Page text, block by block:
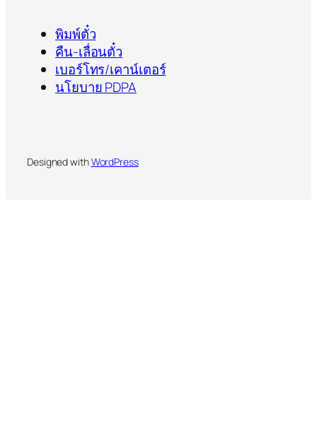
พิมพ์ตั๋ว
คืน-เลื่อนตั๋ว
เบอร์โทร/เคาน์เตอร์
นโยบาย PDPA
Designed withWordPress